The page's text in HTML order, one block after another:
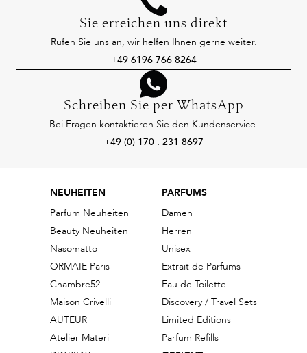
Sie erreichen uns direkt
Rufen Sie uns an, wir helfen Ihnen gerne weiter.
+49 6196 766 8264
Schreiben Sie per WhatsApp
Bei Fragen kontaktieren Sie den Kundenservice.
+49 (0) 170 . 231 8697
NEUHEITEN
Parfum Neuheiten
Beauty Neuheiten
Nasomatto
ORMAIE Paris
Chambre52
Maison Crivelli
AUTEUR
Atelier Materi
PARFUMS
Damen
Herren
Unisex
Extrait de Parfums
Eau de Toilette
Discovery / Travel Sets
Limited Editions
Parfum Refills